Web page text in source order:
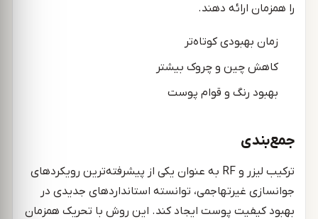
را همزمان ارائه دهند.
زمان بهبودی کوتاه‌تر
کاهش چین و چروک بیشتر
بهبود رنگ و قوام پوست
جمع‌بندی
ترکیب لیزر و RF به عنوان یکی از پیشرفته‌ترین رویکردهای
جوانسازی غیرتهاجمی، توانسته استانداردهای جدیدی در
بهبود کیفیت پوست ایجاد کند. این روش با تحریک همزمان